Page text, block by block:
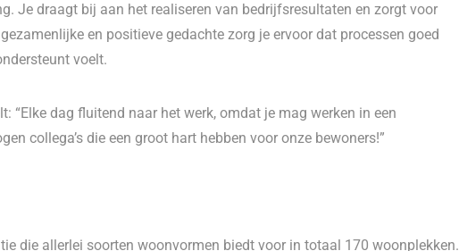
Je draagt bij aan het realiseren van bedrijfsresultaten en zorgt voor
en positieve gedachte zorg je ervoor dat processen goed
voelt.
“Elke dag fluitend naar het werk, omdat je mag werken in een
collega’s die een groot hart hebben voor onze bewoners!”
die allerlei soorten woonvormen biedt voor in totaal 170 woonplekken.